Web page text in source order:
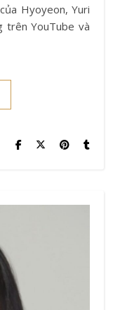
Hyoyeon, Yuri
trên YouTube và